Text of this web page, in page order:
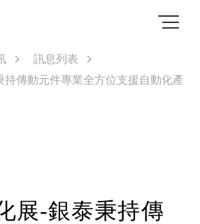
訊息列表
持傳動元件專業全方位支援自動化產
展-銀泰秉持傳